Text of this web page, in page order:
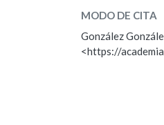
Nome
MODO DE CITA
González
<https://